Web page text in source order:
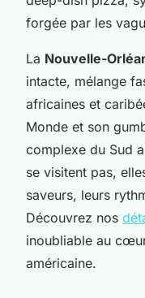
forgée par les
La Nouvelle-
intacte, mélange
africaines et
Monde et son
complexe du Sud
se visitent pas,
saveurs, leurs
Découvrez nos
inoubliable au
américaine.